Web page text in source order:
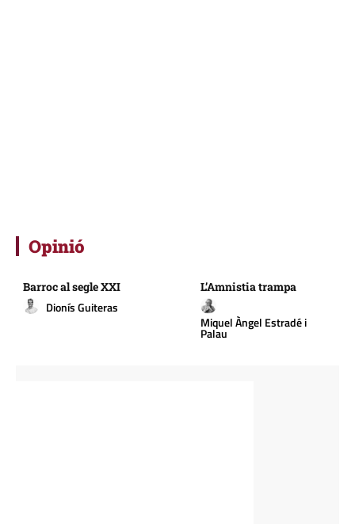
Opinió
Barroc al segle XXI
Dionís Guiteras
L’Amnistia trampa
Miquel Àngel Estradé i
Palau